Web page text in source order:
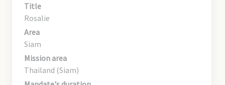
Title
Rosalie
Area
Siam
Mission area
Thailand (Siam)